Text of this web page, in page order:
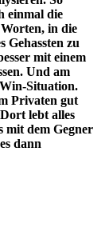
einmal die
in die
Gehassten zu
mit einem
Und am
Situation.
Privaten gut
lebt alles
mit dem Gegner
dann